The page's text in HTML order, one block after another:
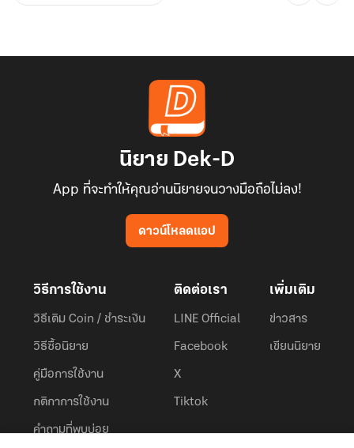
นิยาย Dek-D
App ที่จะทำให้คุณอ่านนิยายจนวางมือถือไม่ลง!
ดาวน์โหลดแอป
วิธีการใช้งาน
วิธีเติม Coin / ชำระเงิน
วิธีซื้อนิยาย
คู่มือการใช้งาน
กติกาการใช้งาน
คำถามที่พบบ่อย
ติดต่อเรา
LINE Official
Facebook
X
Tiktok
เพิ่มเติม
ข่าวสาร
เขียนนิยาย